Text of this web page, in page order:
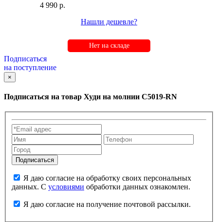
4 990 р.
Нашли дешевле?
Нет на складе
Подписаться
на поступление
×
Подписаться на товар Худи на молнии C5019-RN
данных. С условиями обработки данных ознакомлен.
Я даю согласие на получение почтовой рассылки.